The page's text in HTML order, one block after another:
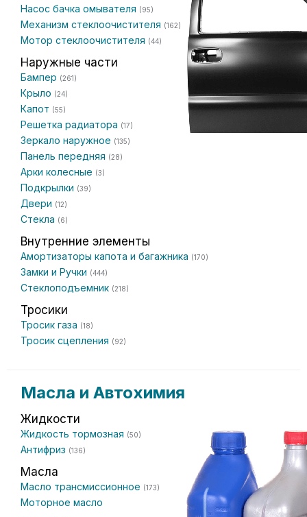
Насос бачка омывателя (95)
Механизм стеклоочистителя (162)
Мотор стеклоочистителя (44)
Наружные части
Бампер (261)
Крыло (24)
Капот (55)
Решетка радиатора (17)
Зеркало наружное (135)
Панель передняя (28)
Арки колесные (3)
Подкрылки (39)
Двери (12)
Стекла (6)
Внутренние элементы
Амортизаторы капота и багажника (170)
Замки и Ручки (444)
Стеклоподъемник (218)
Тросики
Тросик газа (18)
Тросик сцепления (92)
Масла и Автохимия
Жидкости
Жидкость тормозная (50)
Антифриз (136)
Масла
Масло трансмиссионное (173)
Моторное масло